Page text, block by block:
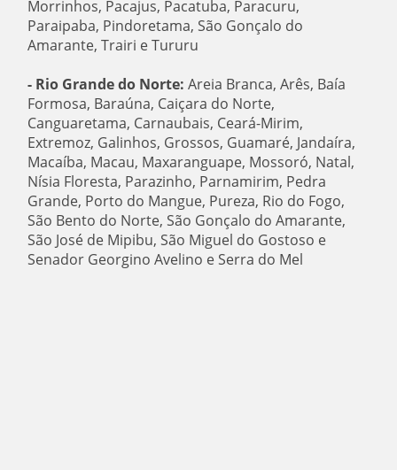
Morrinhos, Pacajus, Pacatuba, Paracuru,
Paraipaba, Pindoretama, São Gonçalo do
Amarante, Trairi e Tururu
- Rio Grande do Norte:Areia Branca, Arês, Baía
Formosa, Baraúna, Caiçara do Norte,
Canguaretama, Carnaubais, Ceará-Mirim,
Extremoz, Galinhos, Grossos, Guamaré, Jandaíra,
Macaíba, Macau, Maxaranguape, Mossoró, Natal,
Nísia Floresta, Parazinho, Parnamirim, Pedra
Grande, Porto do Mangue, Pureza, Rio do Fogo,
São Bento do Norte, São Gonçalo do Amarante,
São José de Mipibu, São Miguel do Gostoso e
Senador Georgino Avelino e Serra do Mel